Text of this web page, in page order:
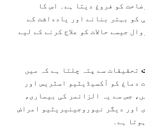
کو فروغ دیتا ہے۔ اس کا
کو بہتر بنانے اور یادداشت کے
جیسے حالات کو علاج کرنے کے لیے
تحقیقات سے پتہ چلتا ہے کہ میں
دماغ کو آکسیڈیٹیو اسٹریس اور
جس سے یہ الزائمر کی بیماری،
اور دیگر نیوروجینیریٹیو امراض
ہے۔